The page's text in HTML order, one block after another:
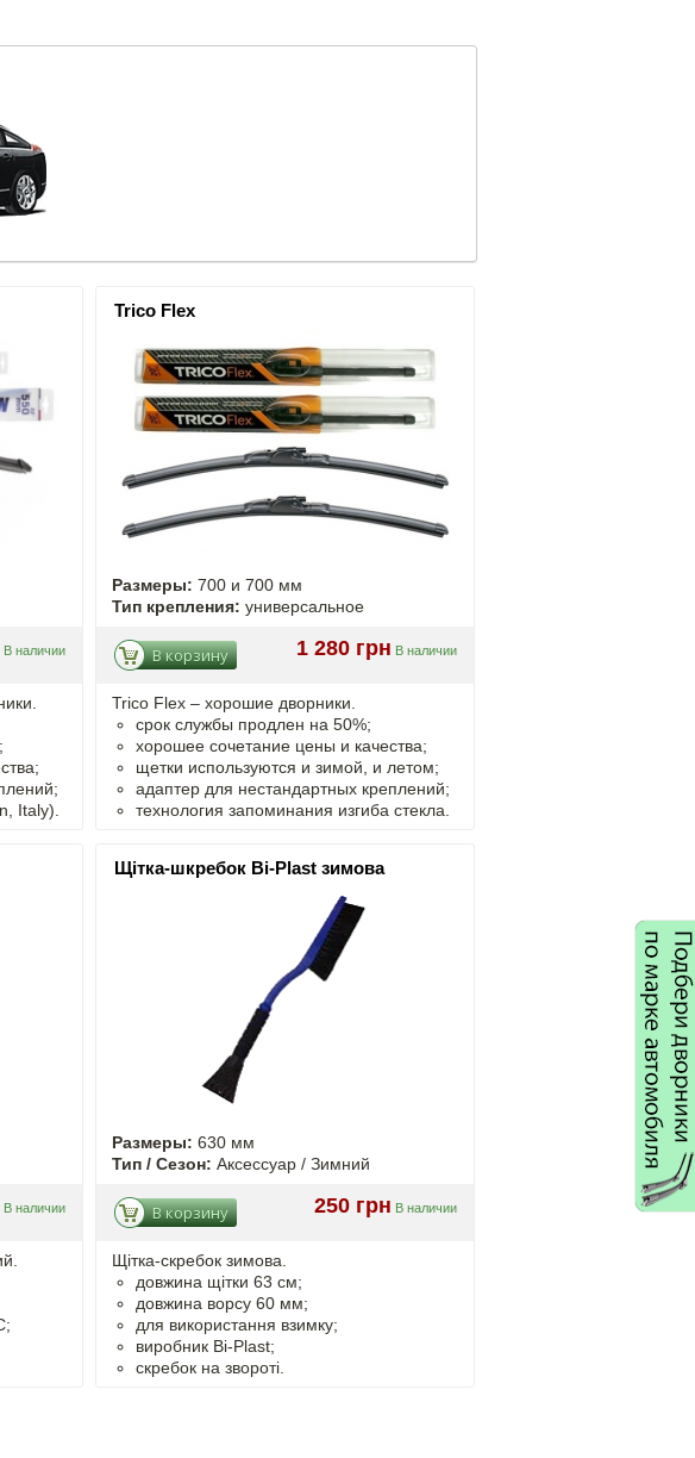
В наличии
Italy).
Trico Flex
Размеры: 700 и 700 мм
Тип крепления: универсальное
1 280 грн В наличии
В корзину
Trico Flex – хорошие дворники.
срок службы продлен на 50%;
хорошее сочетание цены и качества;
щетки используются и зимой, и летом;
адаптер для нестандартных креплений;
технология запоминания изгиба стекла.
В наличии
Щітка-шкребок Bi-Plast зимова
Размеры: 630 мм
Тип / Сезон: Аксессуар / Зимний
250 грн В наличии
В корзину
Щітка-скребок зимова.
довжина щітки 63 см;
довжина ворсу 60 мм;
для використання взимку;
виробник Bi-Plast;
скребок на звороті.